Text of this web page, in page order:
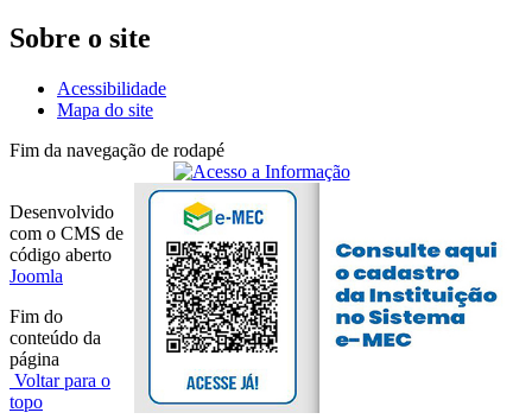
Sobre o site
Acessibilidade
Mapa do site
Fim da navegação de rodapé
Desenvolvido
com o CMS de
código aberto
Joomla
Fim do
conteúdo da
página
Voltar para o
topo